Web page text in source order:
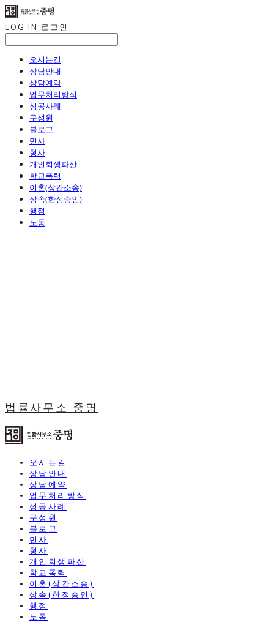
LOG IN 로그인
오시는길
상담안내
상담예약
업무처리방식
성공사례
구성원
블로그
민사
형사
개인회생파산
학교폭력
이혼(상간소송)
상속(한정승인)
행정
노동
법률사무소 중명
오시는길
상담안내
상담예약
업무처리방식
성공사례
구성원
블로그
민사
형사
개인회생파산
학교폭력
이혼(상간소송)
상속(한정승인)
행정
노동